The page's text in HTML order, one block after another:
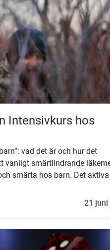
Intensivkurs hos
vad det är och hur det
vanligt smärtlindrande
smärta hos barn. Det aktiva
21 juni